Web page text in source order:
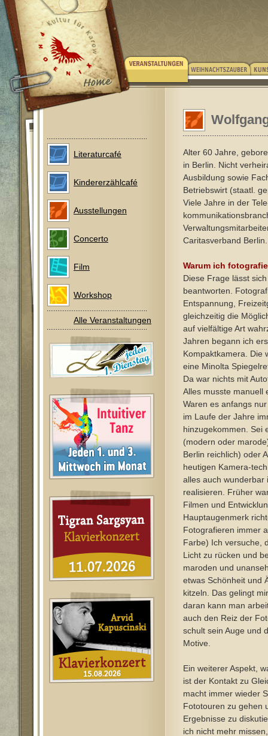
Literaturcafé
Kindererzählcafé
Ausstellungen
Concerto
Film
Workshop
Alle Veranstaltungen
Alter 60 Jahre,
in Berlin. Nicht
Ausbildung sowie
Betriebswirt (staatl.
Viele Jahre in der
Caritasverband Berlin.
Warum ich
Diese Frage lässt
beantworten.
Entspannung,
gleichzeitig die
auf vielfältige Art
Jahren begann ich
Kompaktkamera. Die
eine Minolta
Da war nichts mit
Alles musste manuell
Waren es anfangs
im Laufe der Jahre
hinzugekommen. Sei
(modern oder
Berlin reichlich) oder
heutigen Kamera-
alles auch wunderbar
realisieren. Früher
Filmen und
Hauptaugenmerk
Fotografieren immer
Farbe) Ich versuche,
Licht zu rücken und
maroden und
etwas Schönheit und
kitzeln. Das gelingt
daran kann man
auch den Reiz der
schult sein Auge und
Motive.
Ein weiterer Aspekt,
ist der Kontakt zu
macht immer wieder
Fototouren zu gehen
Ergebnisse zu
ich nicht mehr